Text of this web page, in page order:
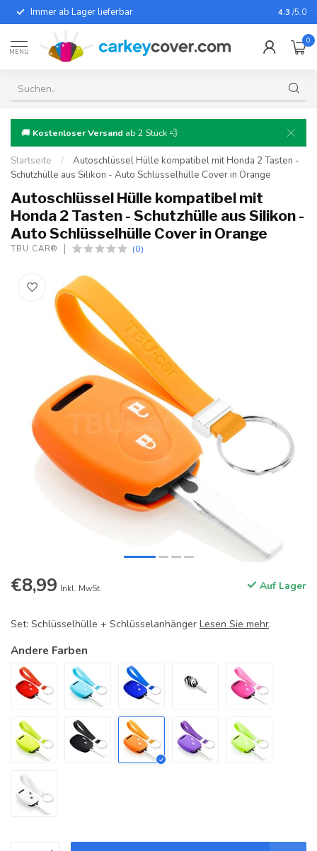
Immer ab Lager lieferbar Für fast alle
4.3 /5.0
MENU
0
🚚 Kostenloser Versand ab 2 Stück 💨
Startseite /
Autoschlüssel Hülle kompatibel mit Honda 2 Tasten -
Schutzhülle aus Silikon - Auto Schlüsselhülle Cover in Orange
Autoschlüssel Hülle kompatibel mit
Honda 2 Tasten - Schutzhülle aus Silikon -
Auto Schlüsselhülle Cover in Orange
TBU CAR® (0)
€8,99 Inkl. MwSt. Auf Lager
Set: Schlüsselhülle + Schlüsselanhänger Lesen Sie mehr.
Andere Farben